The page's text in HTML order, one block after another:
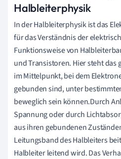
Halbleiterphysik
In der Halbleiterphysik ist das
für das Verständnis der
Funktionsweise von
und Transistoren. Hier steht das
im Mittelpunkt, bei dem
gebunden sind, unter
beweglich sein können.Durch
Spannung oder durch
aus ihren gebundenen
Leitungsband des Halbleiters
Halbleiter leitend wird. Das